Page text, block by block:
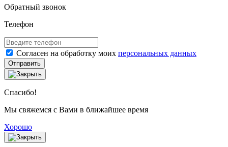
Обратный звонок
Телефон
Согласен на обработку моих персональных данных
Отправить
Спасибо!
Мы свяжемся с Вами в ближайшее время
Хорошо